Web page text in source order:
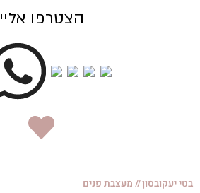
הצטרפו אליי
בטי יעקובסון// מעצבת פנים